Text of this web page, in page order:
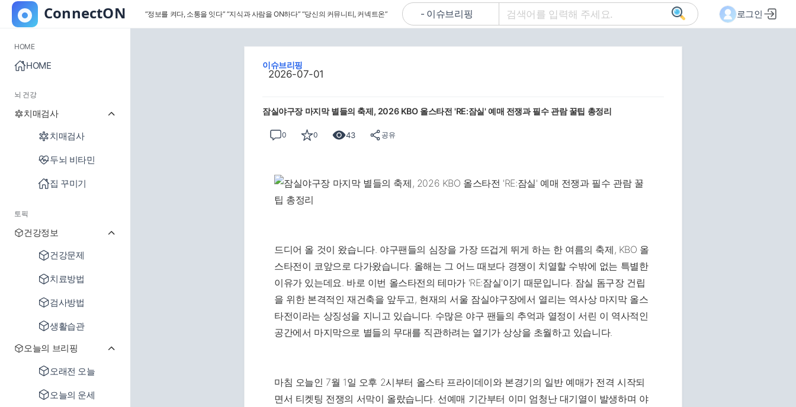
“정보를 켜다, 소통을 잇다” “지식과 사람을 ON하다” “당신의 커뮤니티, 커넥트온” 로그인
HOME
HOME
뇌 건강
치매검사
치매검사
두뇌 비타민
집 꾸미기
토픽
건강정보
건강문제
치료방법
검사방법
생활습관
오늘의 브리핑
오래전 오늘
오늘의 운세
이슈브리핑
2026-07-01
잠실야구장 마지막 별들의 축제, 2026 KBO 올스타전 'RE:잠실' 예매 전쟁과 필수 관람 꿀팁 총정리
0 0 43 공유
드디어 올 것이 왔습니다. 야구팬들의 심장을 가장 뜨겁게 뛰게 하는 한 여름의 축제, KBO 올
스타전이 코앞으로 다가왔습니다. 올해는 그 어느 때보다 경쟁이 치열할 수밖에 없는 특별한
이유가 있는데요. 바로 이번 올스타전의 테마가 'RE:잠실'이기 때문입니다. 잠실 돔구장 건립
을 위한 본격적인 재건축을 앞두고, 현재의 서울 잠실야구장에서 열리는 역사상 마지막 올스
타전이라는 상징성을 지니고 있습니다. 수많은 야구 팬들의 추억과 열정이 서린 이 역사적인
공간에서 마지막으로 별들의 무대를 직관하려는 열기가 상상을 초월하고 있습니다.
마침 오늘인 7월 1일 오후 2시부터 올스타 프라이데이와 본경기의 일반 예매가 전격 시작되
면서 티켓팅 전쟁의 서막이 올랐습니다. 선예매 기간부터 이미 엄청난 대기열이 발생하며 야